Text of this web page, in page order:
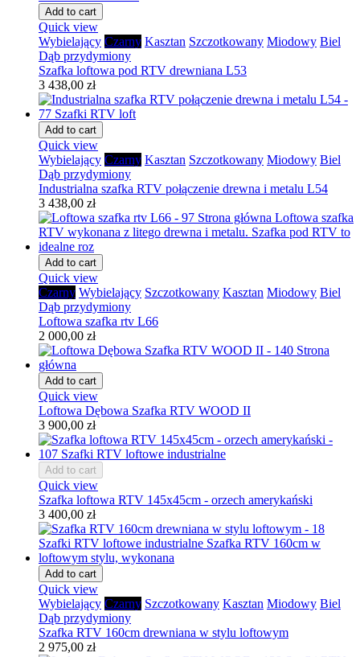
Add to cart
Quick view
Wybielający Czarny Kasztan Szczotkowany Miodowy Biel
Dąb przydymiony
Szafka loftowa pod RTV drewniana L53
3 438,00 zł
Add to cart
Quick view
Wybielający Czarny Kasztan Szczotkowany Miodowy Biel
Dąb przydymiony
Industrialna szafka RTV połączenie drewna i metalu L54
3 438,00 zł
Add to cart
Quick view
Czarny Wybielający Szczotkowany Kasztan Miodowy Biel
Dąb przydymiony
Loftowa szafka rtv L66
2 000,00 zł
Add to cart
Quick view
Loftowa Dębowa Szafka RTV WOOD II
3 900,00 zł
Add to cart
Quick view
Szafka loftowa RTV 145x45cm - orzech amerykański
3 400,00 zł
Add to cart
Quick view
Wybielający Czarny Szczotkowany Kasztan Miodowy Biel
Dąb przydymiony
Szafka RTV 160cm drewniana w stylu loftowym
2 975,00 zł